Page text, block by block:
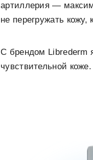
артиллерия —
не перегружать
С брендом Librederm
чувствительной